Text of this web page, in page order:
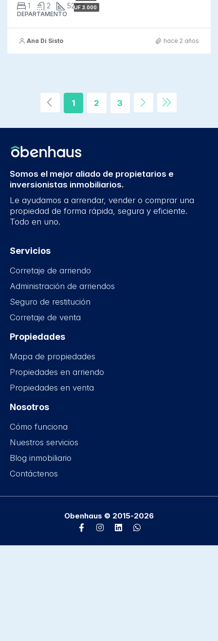
UF 3.000
1 2 52m2.
DEPARTAMENTO
Ana Di Sisto hace 2 años
1 2 3
Somos el mejor aliado de propietarios e
inversionistas inmobiliarios.
Le ayudamos a arrendar, vender o comprar una
propiedad de forma rápida, segura y eficiente.
Todo en uno.
Servicios
Corretaje de arriendo
Administración de arriendos
Seguro de restitución
Corretaje de venta
Propiedades
Mapa de propiedades
Propiedades en arriendo
Propiedades en venta
Nosotros
Cómo funciona
Nuestros servicios
Blog inmobiliario
Contáctenos
Obenhaus © 2015-2026